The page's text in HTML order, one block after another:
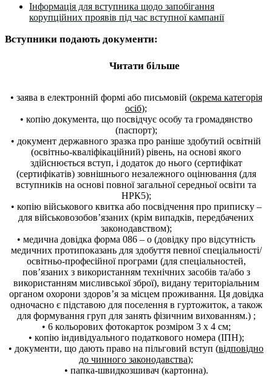
Інформація для вступника щодо запобігання
корупційних проявів під час вступної кампанії
Вступники подають документи:
Читати більше
• заява в електронній формі або письмовій (окрема категорія
осіб);
• копію документа, що посвідчує особу та громадянство
(паспорт);
• документ державного зразка про раніше здобутий освітній
(освітньо-кваліфікаційний) рівень, на основі якого
здійснюється вступ, і додаток до нього (сертифікат
(сертифікатів) зовнішнього незалежного оцінювання (для
вступників на основі повної загальної середньої освіти та
НРК5);
• копію військового квитка або посвідчення про приписку –
для військовозобов’язаних (крім випадків, передбачених
законодавством);
• медична довідка форма 086 – о (довідку про відсутність
медичних протипоказань для здобуття певної спеціальності/
освітньо-професійної програми (для спеціальностей,
пов’язаних з використанням технічних засобів та/або з
використанням мисливської зброї), видану територіальним
органом охорони здоров’я за місцем проживання. Ця довідка
одночасно є підставою для поселення в гуртожиток, а також
для формування груп для занять фізичним вихованням.) ;
• 6 кольорових фотокарток розміром 3 х 4 см;
• копію індивідуального податкового номера (ІПН);
• документи, що дають право на пільговий вступ (відповідно
до чинного законодавства);
• папка-швидкозшивач (картонна).